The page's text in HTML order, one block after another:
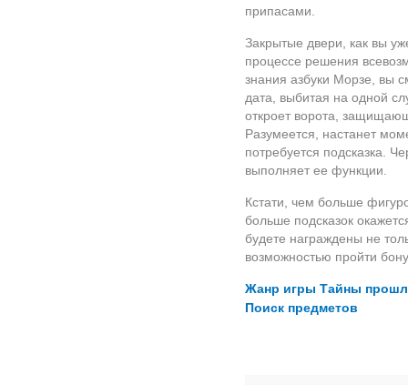
припасами.
Закрытые двери, как вы
процессе решения
знания азбуки Морзе, вы
дата, выбитая на одной
откроет ворота,
Разумеется, настанет
потребуется подсказка.
выполняет ее функции.
Кстати, чем больше
больше подсказок
будете награждены не
возможностью пройти
Жанр игры Тайны
Поиск предметов